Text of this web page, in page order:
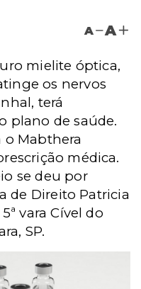
A A
mielite óptica,
os nervos
terá
plano de saúde.
o Mabthera
médica.
se deu por
de Direito Patricia
vara Cível do
SP.